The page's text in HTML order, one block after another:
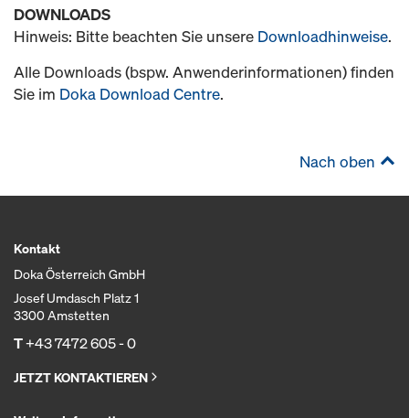
DOWNLOADS
Hinweis: Bitte beachten Sie unsere Downloadhinweise.
Alle Downloads (bspw. Anwenderinformationen) finden
Sie im Doka Download Centre.
Nach oben
Kontakt
Doka Österreich GmbH
Josef Umdasch Platz 1
3300 Amstetten
T+43 7472 605 - 0
JETZT KONTAKTIEREN